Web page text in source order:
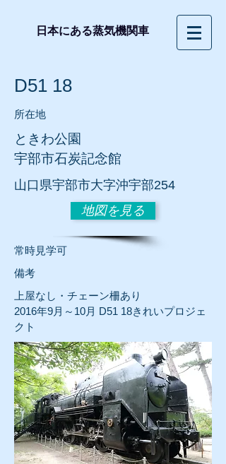
日本にある蒸気機関車
D51 18
所在地
ときわ公園
宇部市石炭記念館
山口県宇部市大字沖宇部254
地図を見る
常時見学可
​備考
上屋なし・チェーン柵あり
2016年9月～10月 D51 18きれいプロジェ
クト